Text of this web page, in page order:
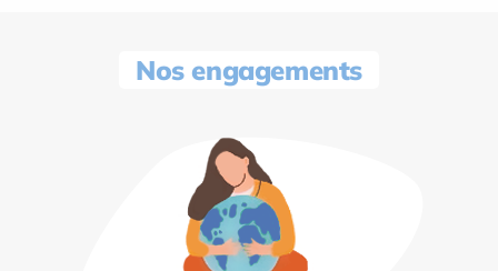
Nos engagements